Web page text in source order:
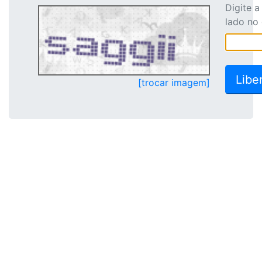
[trocar imagem]
Digite
lado no